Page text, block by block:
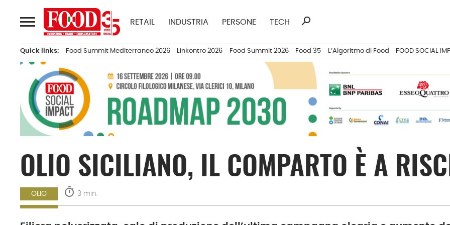
al
contenuto
RETAIL INDUSTRIA PERSONE TECH
Ricerca
search
Quick links: Food Summit Mediterraneo 2026 Linkontro 2026 Food Summit 2026 Food 35 L’Algoritmo di Food FOOD SOCIAL
OLIO SICILIANO, IL COMPARTO È A
OLIO timer 3 min.